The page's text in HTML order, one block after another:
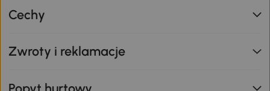
Cechy
Zwroty i reklamacje